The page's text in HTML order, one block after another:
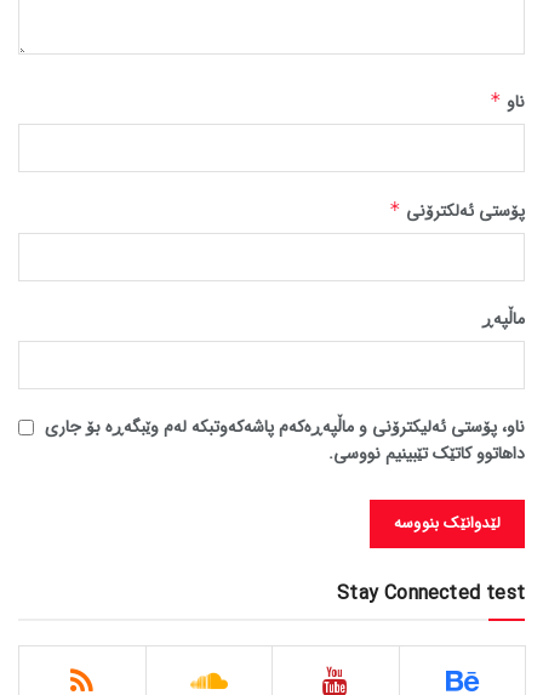
ناو *
پۆستی ئەلکترۆنی *
ماڵپه‌ڕ
ناو، پۆستی ئەلیکترۆنی و ماڵپەڕەکەم پاشەکەوتبکە لەم وێبگەڕە بۆ جاری
داهاتوو کاتێک تێبینیم نووسی.
Stay Connected test